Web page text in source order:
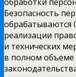
Безопасность
обрабатываются
реализации
и технических
в полном